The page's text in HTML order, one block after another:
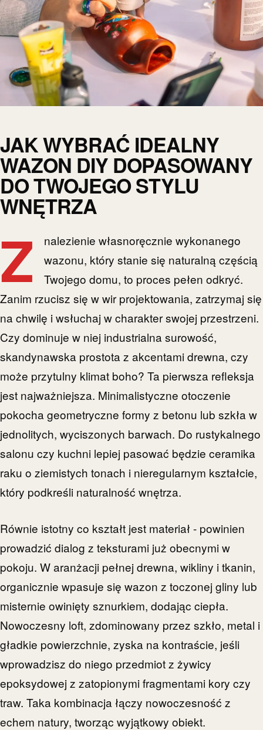
JAK WYBRAĆ IDEALNY
WAZON DIY DOPASOWANY
DO TWOJEGO STYLU
WNĘTRZA
Z
nalezienie własnoręcznie wykonanego
wazonu, który stanie się naturalną częścią
Twojego domu, to proces pełen odkryć.
Zanim rzucisz się w wir projektowania, zatrzymaj się
na chwilę i wsłuchaj w charakter swojej przestrzeni.
Czy dominuje w niej industrialna surowość,
skandynawska prostota z akcentami drewna, czy
może przytulny klimat boho? Ta pierwsza refleksja
jest najważniejsza. Minimalistyczne otoczenie
pokocha geometryczne formy z betonu lub szkła w
jednolitych, wyciszonych barwach. Do rustykalnego
salonu czy kuchni lepiej pasować będzie ceramika
raku o ziemistych tonach i nieregularnym kształcie,
który podkreśli naturalność wnętrza.
Równie istotny co kształt jest materiał - powinien
prowadzić dialog z teksturami już obecnymi w
pokoju. W aranżacji pełnej drewna, wikliny i tkanin,
organicznie wpasuje się wazon z toczonej gliny lub
misternie owinięty sznurkiem, dodając ciepła.
Nowoczesny loft, zdominowany przez szkło, metal i
gładkie powierzchnie, zyska na kontraście, jeśli
wprowadzisz do niego przedmiot z żywicy
epoksydowej z zatopionymi fragmentami kory czy
traw. Taka kombinacja łączy nowoczesność z
echem natury, tworząc wyjątkowy obiekt.